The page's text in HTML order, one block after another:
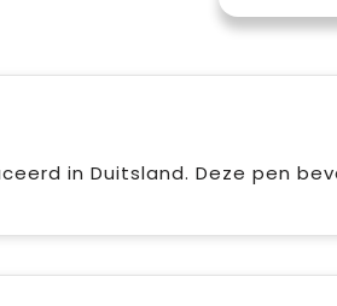
in Duitsland. Deze pen